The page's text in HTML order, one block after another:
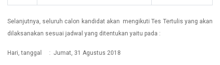
Selanjutnya, seluruh calon kandidat akan mengikuti Tes Tertulis yang akan
dilaksanakan sesuai jadwal yang ditentukan yaitu pada :
Hari, tanggal : Jumat, 31 Agustus 2018